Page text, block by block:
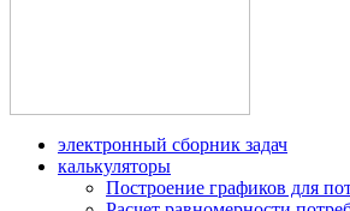
электронный сборник задач
калькуляторы
Построение графиков для